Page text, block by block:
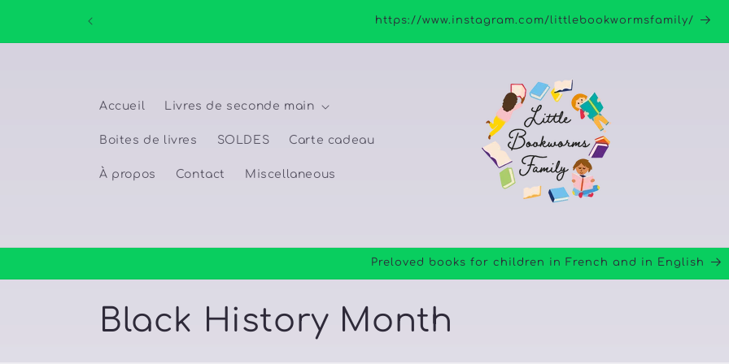
contenu
https://www.instagram.com/littlebookwormsfamily/
Accueil Livres de seconde main
Boites de livres SOLDES Carte cadeau
À propos Contact Miscellaneous
Preloved books for children in French and in English
C
Black History Month